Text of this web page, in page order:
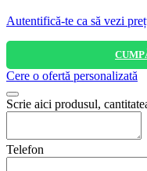
Autentifică-te ca să vezi
Cere o ofertă personalizată
Scrie aici produsul,
Telefon